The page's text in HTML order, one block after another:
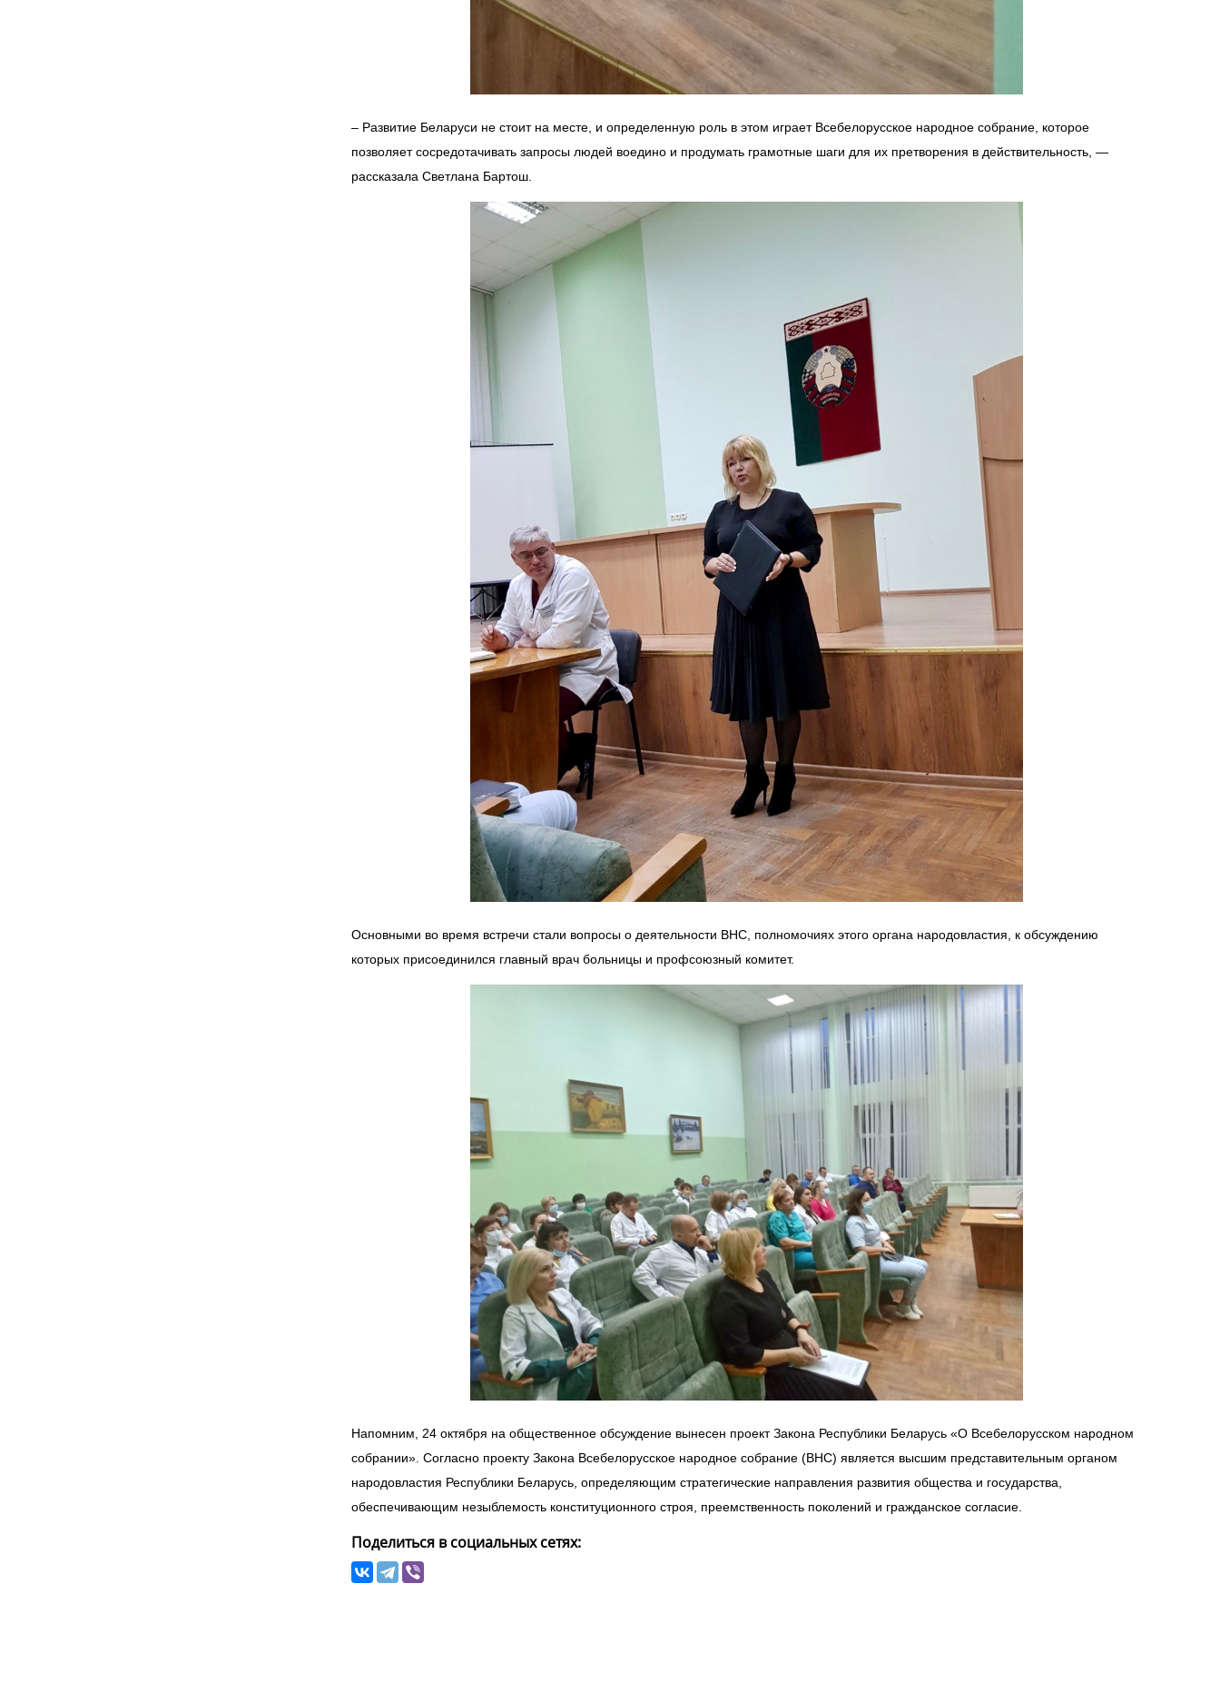
– Развитие Беларуси не стоит на месте, и определенную роль в этом играет Всебелорусское народное собрание, которое
позволяет сосредотачивать запросы людей воедино и продумать грамотные шаги для их претворения в действительность, —
рассказала Светлана Бартош.
Основными во время встречи стали вопросы о деятельности ВНС, полномочиях этого органа народовластия, к обсуждению
которых присоединился главный врач больницы и профсоюзный комитет.
Напомним, 24 октября на общественное обсуждение вынесен проект Закона Республики Беларусь «О Всебелорусском народном
собрании». Согласно проекту Закона Всебелорусское народное собрание (ВНС) является высшим представительным органом
народовластия Республики Беларусь, определяющим стратегические направления развития общества и государства,
обеспечивающим незыблемость конституционного строя, преемственность поколений и гражданское согласие.
Поделиться в социальных сетях: